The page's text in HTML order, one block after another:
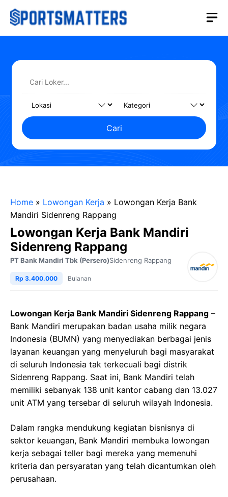
Langsung
Cari
Home » Lowongan Kerja » Lowongan Kerja Bank
Mandiri Sidenreng Rappang
Lowongan Kerja Bank Mandiri
Sidenreng Rappang
PT Bank Mandiri Tbk (Persero)Sidenreng Rappang
Rp 3.400.000 Bulanan
Lowongan Kerja Bank Mandiri Sidenreng Rappang –
Bank Mandiri merupakan badan usaha milik negara
Indonesia (BUMN) yang menyediakan berbagai jenis
layanan keuangan yang menyeluruh bagi masyarakat
di seluruh Indonesia tak terkecuali bagi distrik
Sidenreng Rappang. Saat ini, Bank Mandiri telah
memiliki sebanyak 138 unit kantor cabang dan 13.027
unit ATM yang tersebar di seluruh wilayah Indonesia.
Dalam rangka mendukung kegiatan bisnisnya di
sektor keuangan, Bank Mandiri membuka lowongan
kerja sebagai teller bagi mereka yang memenuhi
kriteria dan persyaratan yang telah dicantumkan oleh
perusahaan.